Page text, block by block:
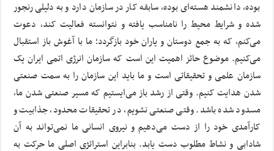
بوده، دانشمند هسته‌ای بوده، سابقه کار در سازمان دارد و به دلیلی رنجور
شده و شرایط محیط را نامناسب یافته و نتوانسته فعالیت کند، دعوت
می‌کنم، که به جمع دوستان و یاران خود بازگردد؛ ما با آغوش باز استقبال
می‌کنیم. موضوع حائز اهمیت این است که سازمان انرژی اتمی ایران یک
سازمان علمی و تحقیقاتی است و ما باید این سازمان را به سمت صنعتی
شدن هدایت کنیم. وقتی از رشد باز می‌ایستیم که مسیر صنعتی شدن ما،
مسدود شده باشد. وقتی صنعتی نشویم، در تحقیقات محدود، جذابیت و
کارآمدی خود را از دست می‌دهیم و نیروی انسانی ما نمی‌تواند به آن
شادابی و نشاط مطلوب دست یابد. بنابراین استراتژی اصلی ما حرکت به